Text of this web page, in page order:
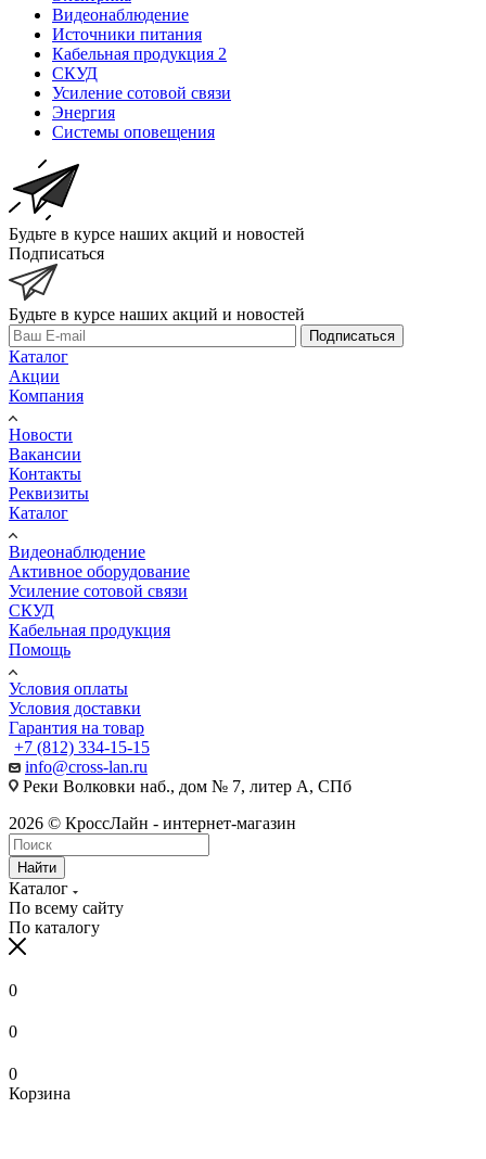
Видеонаблюдение
Источники питания
Кабельная продукция 2
СКУД
Усиление сотовой связи
Энергия
Системы оповещения
Будьте в курсе наших акций и новостей
Подписаться
Будьте в курсе наших акций и новостей
Подписаться
Каталог
Акции
Компания
Новости
Вакансии
Контакты
Реквизиты
Каталог
Видеонаблюдение
Активное оборудование
Усиление сотовой связи
СКУД
Кабельная продукция
Помощь
Условия оплаты
Условия доставки
Гарантия на товар
+7 (812) 334-15-15
info@cross-lan.ru
Реки Волковки наб., дом № 7, литер А, СПб
2026 © КроссЛайн - интернет-магазин
Найти
Каталог
По всему сайту
По каталогу
0
0
0
Корзина